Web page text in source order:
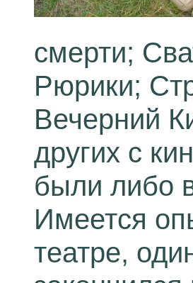
смерти;
Рюрики;
Вечерний
других с
были либо
Имеется
театре,